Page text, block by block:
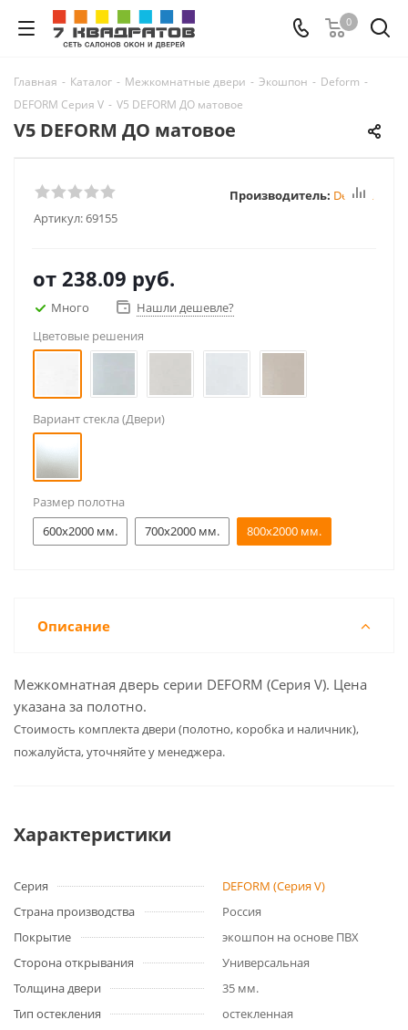
0
Главная - Каталог - Межкомнатные двери - Экошпон - Deform -
DEFORM Серия V - V5 DEFORM ДО матовое
V5 DEFORM ДО матовое
Артикул:69155
Производитель: Deform
от 238.09 руб.
Много
Нашли дешевле?
Цветовые решения
Вариант стекла (Двери)
Размер полотна
600x2000 мм.
700x2000 мм. 800x2000 мм.
Описание
Межкомнатная дверь серии DEFORM (Серия V). Цена
указана за полотно.
Cтоимость комплекта двери (полотно, коробка и наличник),
пожалуйста, уточняйте у менеджера.
Характеристики
Серия
DEFORM (Серия V)
Страна производства
Россия
Покрытие
экошпон на основе ПВХ
Сторона открывания
Универсальная
Толщина двери
35 мм.
Тип остекления
остекленная